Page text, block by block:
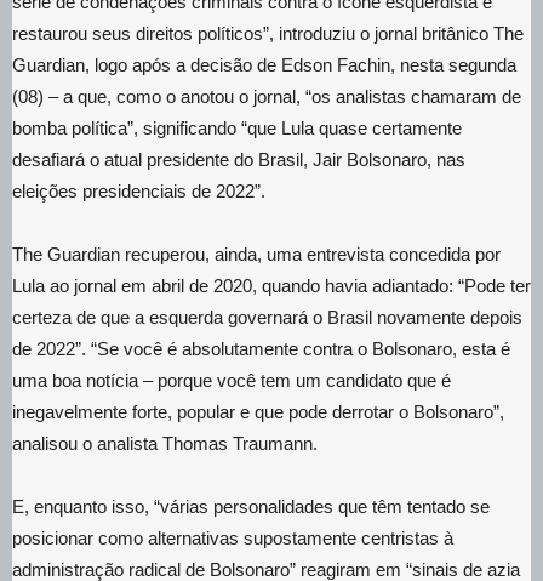
restaurou seus direitos políticos”, introduziu o jornal britânico The
Guardian, logo após a decisão de Edson Fachin, nesta segunda
(08) – a que, como o anotou o jornal, “os analistas chamaram de
bomba política”, significando “que Lula quase certamente
desafiará o atual presidente do Brasil, Jair Bolsonaro, nas
eleições presidenciais de 2022”.
The Guardian recuperou, ainda, uma entrevista concedida por
Lula ao jornal em abril de 2020, quando havia adiantado: “Pode ter
certeza de que a esquerda governará o Brasil novamente depois
de 2022”. “Se você é absolutamente contra o Bolsonaro, esta é
uma boa notícia – porque você tem um candidato que é
inegavelmente forte, popular e que pode derrotar o Bolsonaro”,
analisou o analista Thomas Traumann.
E, enquanto isso, “várias personalidades que têm tentado se
posicionar como alternativas supostamente centristas à
administração radical de Bolsonaro” reagiram em “sinais de azia